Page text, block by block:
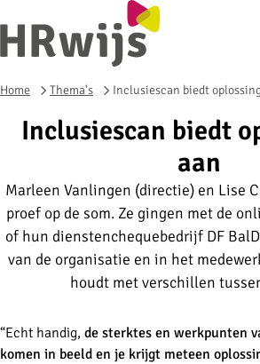
Home Thema's Inclusiescan biedt
Inclusiescan biedt
aan
Marleen Vanlingen (directie) en Lise
proef op de som. Ze gingen met de
of hun dienstenchequebedrijf DF
van de organisatie en in het
houdt met verschillen
“Echt handig, de sterktes en werkpunten
komen in beeld en je krijgt meteen